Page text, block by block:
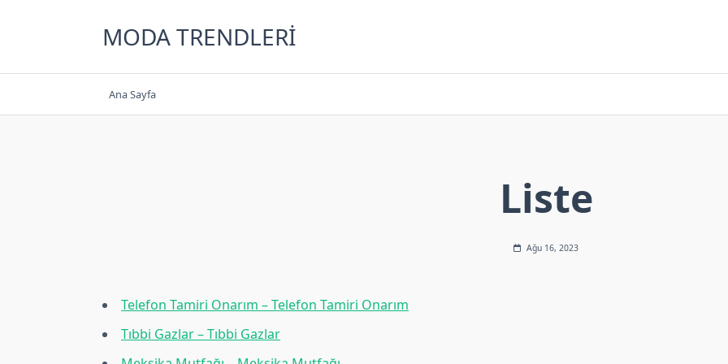
MODA TRENDLERI
Ana Sayfa
Liste
Ağu 16, 2023
Telefon Tamiri Onarım – Telefon Tamiri Onarım
Tıbbi Gazlar – Tıbbi Gazlar